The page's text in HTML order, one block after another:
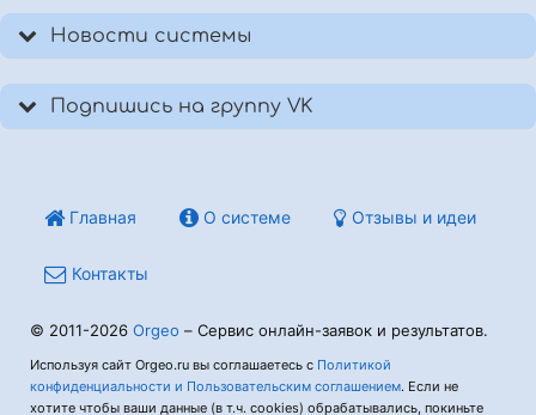
Новости системы
Подпишись на группу VK
Главная О системе Отзывы и идеи
Контакты
© 2011-2026 Orgeo – Сервис онлайн-заявок и результатов.
Используя сайт Orgeo.ru вы соглашаетесь с Политикой
конфиденциальности и Пользовательским соглашением. Если не
хотите чтобы ваши данные (в т.ч. cookies) обрабатывались, покиньте